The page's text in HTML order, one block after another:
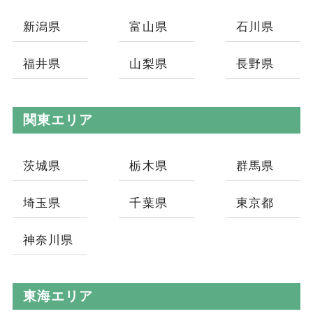
新潟県 富山県 石川県
福井県 山梨県 長野県
関東エリア
茨城県 栃木県 群馬県
埼玉県 千葉県 東京都
神奈川県
東海エリア